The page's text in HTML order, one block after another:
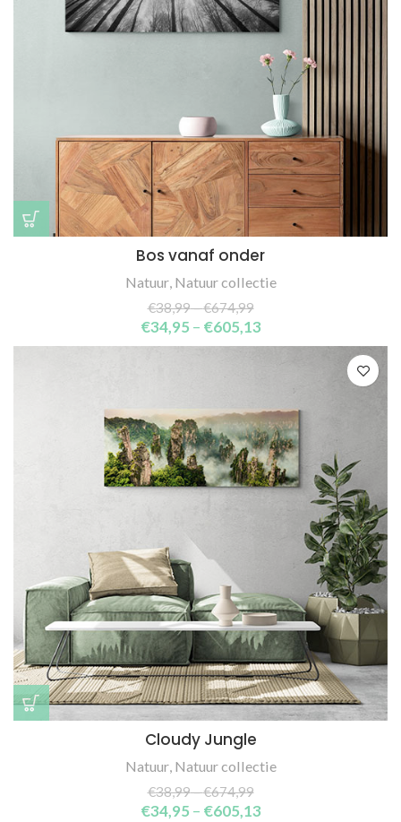
Bos vanaf onder
Natuur, Natuur collectie
€38,99–€674,99
€34,95 – €605,13
Cloudy Jungle
Natuur, Natuur collectie
€38,99–€674,99
€34,95 – €605,13